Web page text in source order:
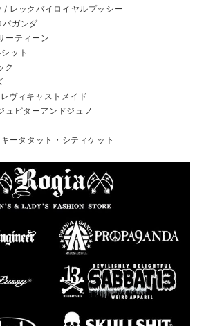
レックバイロイヤルプッシー
パガンダ
ーティーン
ット
ク
ヴィキャストメイド
ピターアンドジュノ
タタット・シティケット